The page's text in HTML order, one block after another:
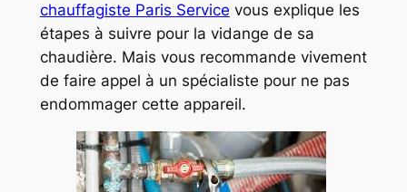
chauffagiste Paris Service vous explique les
étapes à suivre pour la vidange de sa
chaudière. Mais vous recommande vivement
de faire appel à un spécialiste pour ne pas
endommager cette appareil.